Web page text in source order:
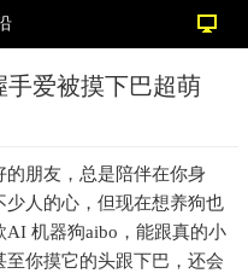
手爱被摸下巴超萌
朋友，总是陪伴在你身
人的心，但现在想养狗也
AI 机器狗aibo，能跟真的小
你摸它的头跟下巴，还会